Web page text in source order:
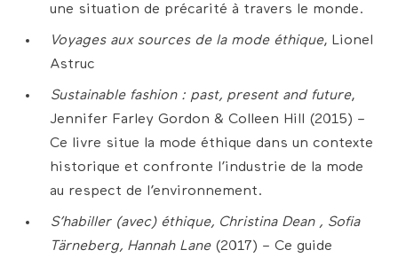
une situation de précarité à travers le monde.
V​oyages aux sources de la mode éthique​, Lionel
Astruc
Sustainable fashion : past, present and future​,
Jennifer Farley Gordon & Colleen Hill (2015) –
Ce livre situe la mode éthique dans un contexte
historique et confronte l’industrie de la mode
au respect de l’environnement.
S​’habiller (avec) éthique​, Christina Dean , Sofia
Tärneberg, Hannah Lane(2017) – Ce guide